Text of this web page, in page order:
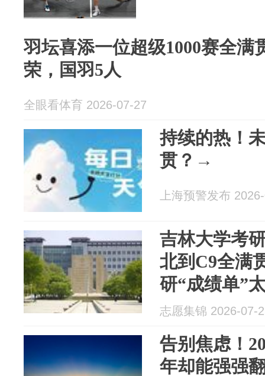
羽坛喜添一位超级1000赛全满
荣，国羽5人
全眼看体育 2026-07-27
持续的热！
贯？→
上海预警发布
吉林大学考
北到C9全满
研“成绩单”
志愿集锦 2026-07-
告别焦虑！
年却能强强